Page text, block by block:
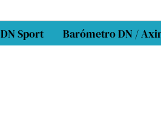
DN Sport Barómetro DN /